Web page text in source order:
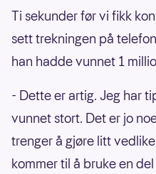
Ti sekunder før vi fikk
sett trekningen på
han hadde vunnet 1
- Dette er artig. Jeg har
vunnet stort. Det er jo
trenger å gjøre litt
kommer til å bruke en